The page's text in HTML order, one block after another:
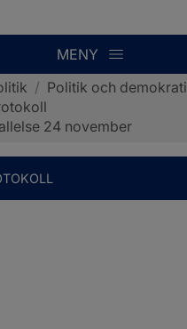
MENY
/ Politik och demokrati
24 november